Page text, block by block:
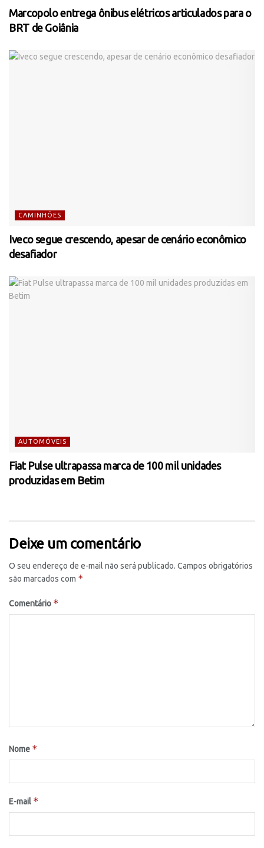
Marcopolo entrega ônibus elétricos articulados para o
BRT de Goiânia
CAMINHÕES
Iveco segue crescendo, apesar de cenário econômico
desafiador
AUTOMÓVEIS
Fiat Pulse ultrapassa marca de 100 mil unidades
produzidas em Betim
Deixe um comentário
O seu endereço de e-mail não será publicado. Campos obrigatórios
são marcados com *
Comentário *
Nome *
E-mail *